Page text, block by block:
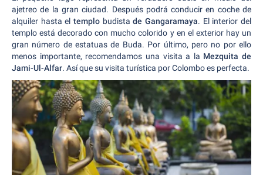
ajetreo de la gran ciudad. Después podrá conducir en coche de
alquiler hasta el templo budistade Gangaramaya. El interior del
templo está decorado con mucho colorido y en el exterior hay un
gran número de estatuas de Buda. Por último, pero no por ello
menos importante, recomendamos una visita a la Mezquita de
Jami-Ul-Alfar. Así que su visita turística por Colombo es perfecta.